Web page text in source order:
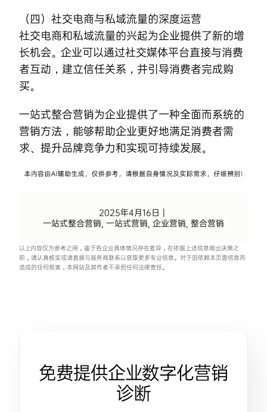
（四）社交电商与私域流量的深度运营
社交电商和私域流量的兴起为企业提供了新的增
长机会。企业可以通过社交媒体平台直接与消费
者互动，建立信任关系，并引导消费者完成购
买。
一站式整合营销为企业提供了一种全面而系统的
营销方法，能够帮助企业更好地满足消费者需
求、提升品牌竞争力和实现可持续发展。
2025年4月16日
一站式整合营销, 一站式营销, 企业营销, 整合营销
以上内容仅为参考之用，鉴于各企业具体情况存在差异，在依据上述信息做出决策之
前，请认真核实或请直接与服务商联系以获取更多专业信息。对于因依赖本页面信息而
造成的任何损害，本网站及其作者不承担任何法律责任。
免费提供企业数字化营销
诊断